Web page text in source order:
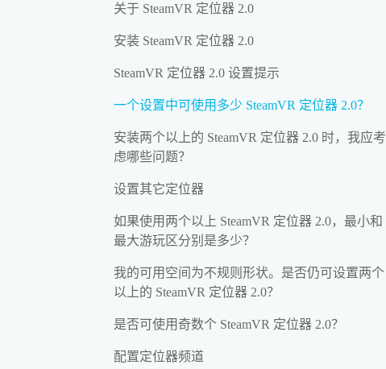
关于 SteamVR 定位器 2.0
安装 SteamVR 定位器 2.0
SteamVR 定位器 2.0 设置提示
一个设置中可使用多少 SteamVR 定位器 2.0？
安装两个以上的 SteamVR 定位器 2.0 时，我应考
虑哪些问题？
设置其它定位器
如果使用两个以上 SteamVR 定位器 2.0，最小和
最大游玩区分别是多少？
我的可用空间为不规则形状。是否仍可设置两个
以上的 SteamVR 定位器 2.0？
是否可使用奇数个 SteamVR 定位器 2.0？
配置定位器频道